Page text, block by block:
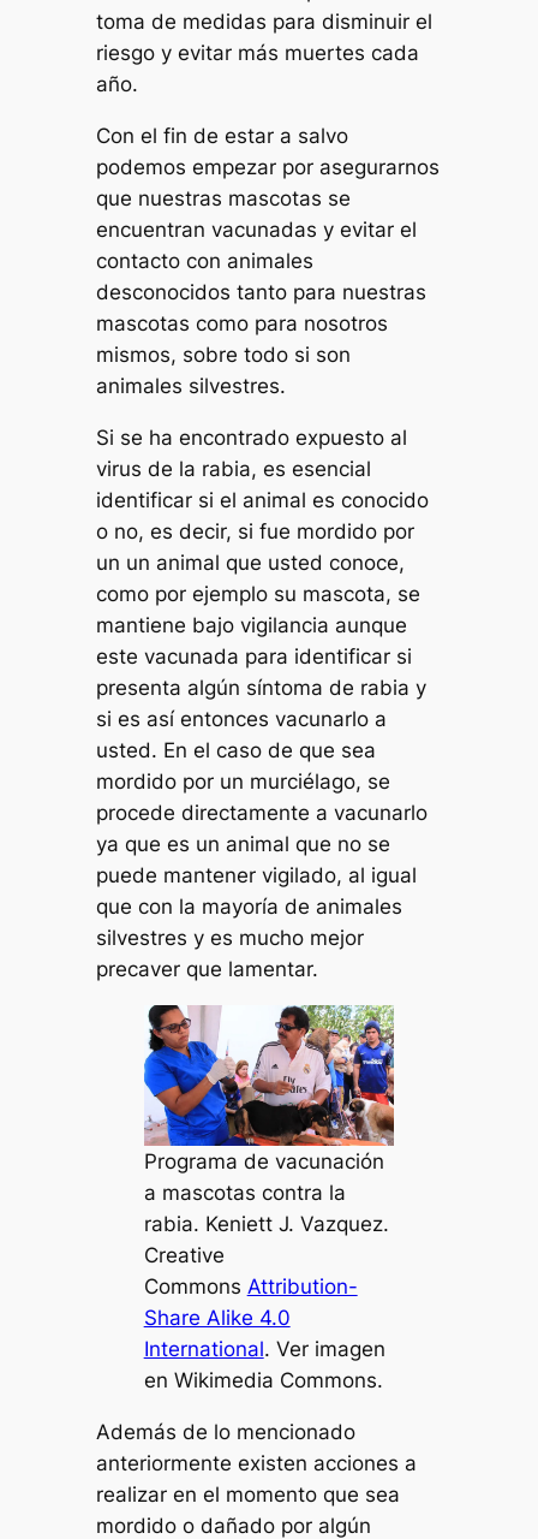
toma de medidas para disminuir el
riesgo y evitar más muertes cada
año.
Con el fin de estar a salvo
podemos empezar por asegurarnos
que nuestras mascotas se
encuentran vacunadas y evitar el
contacto con animales
desconocidos tanto para nuestras
mascotas como para nosotros
mismos, sobre todo si son
animales silvestres.
Si se ha encontrado expuesto al
virus de la rabia, es esencial
identificar si el animal es conocido
o no, es decir, si fue mordido por
un un animal que usted conoce,
como por ejemplo su mascota, se
mantiene bajo vigilancia aunque
este vacunada para identificar si
presenta algún síntoma de rabia y
si es así entonces vacunarlo a
usted. En el caso de que sea
mordido por un murciélago, se
procede directamente a vacunarlo
ya que es un animal que no se
puede mantener vigilado, al igual
que con la mayoría de animales
silvestres y es mucho mejor
precaver que lamentar.
Programa de vacunación
a mascotas contra la
rabia. Keniett J. Vazquez.
Creative
Commons Attribution-
Share Alike 4.0
International. Ver imagen
en Wikimedia Commons.
Además de lo mencionado
anteriormente existen acciones a
realizar en el momento que sea
mordido o dañado por algún